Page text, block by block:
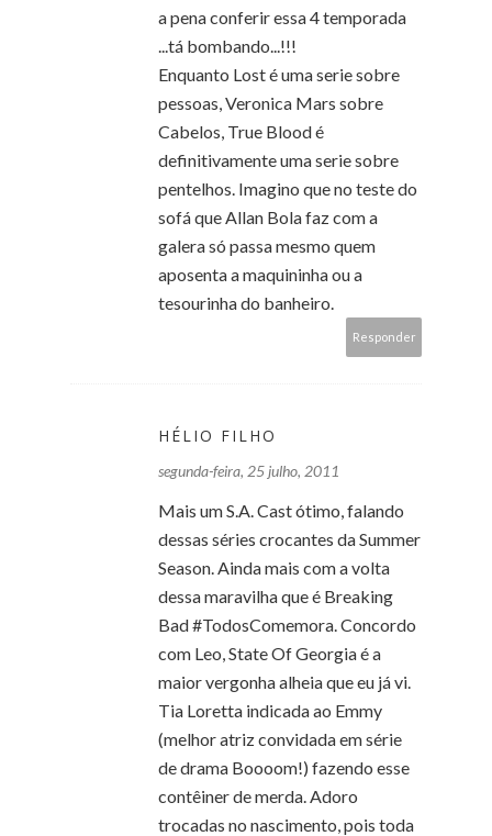
a pena conferir essa 4 temporada
...tá bombando...!!!
Enquanto Lost é uma serie sobre
pessoas, Veronica Mars sobre
Cabelos, True Blood é
definitivamente uma serie sobre
pentelhos. Imagino que no teste do
sofá que Allan Bola faz com a
galera só passa mesmo quem
aposenta a maquininha ou a
tesourinha do banheiro.
Responder
HÉLIO FILHO
segunda-feira, 25 julho, 2011
Mais um S.A. Cast ótimo, falando
dessas séries crocantes da Summer
Season. Ainda mais com a volta
dessa maravilha que é Breaking
Bad #TodosComemora. Concordo
com Leo, State Of Georgia é a
maior vergonha alheia que eu já vi.
Tia Loretta indicada ao Emmy
(melhor atriz convidada em série
de drama Boooom!) fazendo esse
contêiner de merda. Adoro
trocadas no nascimento, pois toda